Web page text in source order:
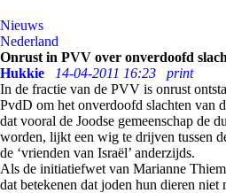
Nieuws
Nederland
Onrust in PVV over onverdoofd
Hukkie
14-04-2011 16:23
print
In de fractie van de PVV is onrust
PvdD om het onverdoofd slachten van
dat vooral de Joodse gemeenschap de
worden, lijkt een wig te drijven tussen
de ‘vrienden van Israël’ anderzijds.
Als de initiatiefwet van Marianne
dat betekenen dat joden hun dieren niet